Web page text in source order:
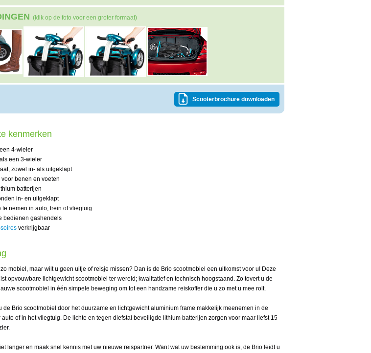
(klik op de foto voor een groter formaat)
Scooterbrochure downloaden
kenmerken
4-wieler
een 3-wieler
zowel in- als uitgeklapt
voor benen en voeten
batterijen
in- en uitgeklapt
te nemen in auto, trein of vliegtuig
bedienen gashendels
verkrijgbaar
mobiel, maar wilt u geen uitje of reisje missen? Dan is de Brio scootmobiel een uitkomst voor u! Deze
opvouwbare lichtgewicht scootmobiel ter wereld; kwalitatief en technisch hoogstaand. Zo tovert u de
scootmobiel in één simpele beweging om tot een handzame reiskoffer die u zo met u mee rolt.
de Brio scootmobiel door het duurzame en lichtgewicht aluminium frame makkelijk meenemen in de
auto of in het vliegtuig. De lichte en tegen diefstal beveiligde lithium batterijen zorgen voor maar liefst 15
langer en maak snel kennis met uw nieuwe reispartner. Want wat uw bestemming ook is, de Brio leidt u